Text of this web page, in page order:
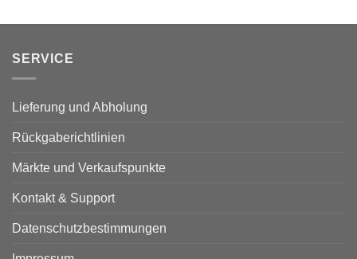
SERVICE
Lieferung und Abholung
Rückgaberichtlinien
Märkte und Verkaufspunkte
Kontakt & Support
Datenschutzbestimmungen